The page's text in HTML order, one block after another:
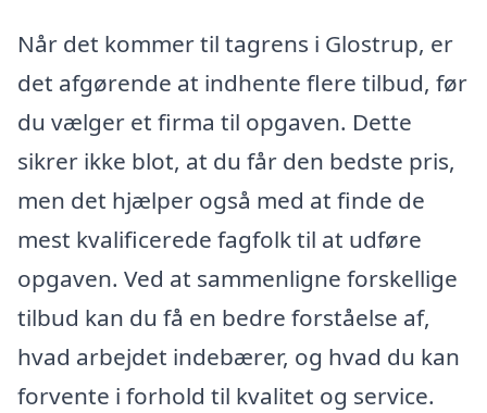
Når det kommer til tagrens i Glostrup, er
det afgørende at indhente flere tilbud, før
du vælger et firma til opgaven. Dette
sikrer ikke blot, at du får den bedste pris,
men det hjælper også med at finde de
mest kvalificerede fagfolk til at udføre
opgaven. Ved at sammenligne forskellige
tilbud kan du få en bedre forståelse af,
hvad arbejdet indebærer, og hvad du kan
forvente i forhold til kvalitet og service.